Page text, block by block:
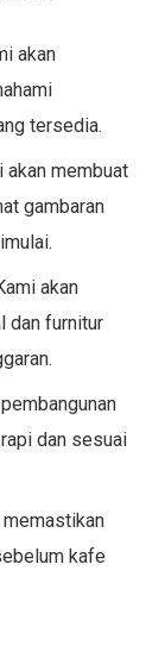
akan
tersedia.
akan membuat
gambaran
akan
dan furnitur
dan sesuai
memastikan
kafe